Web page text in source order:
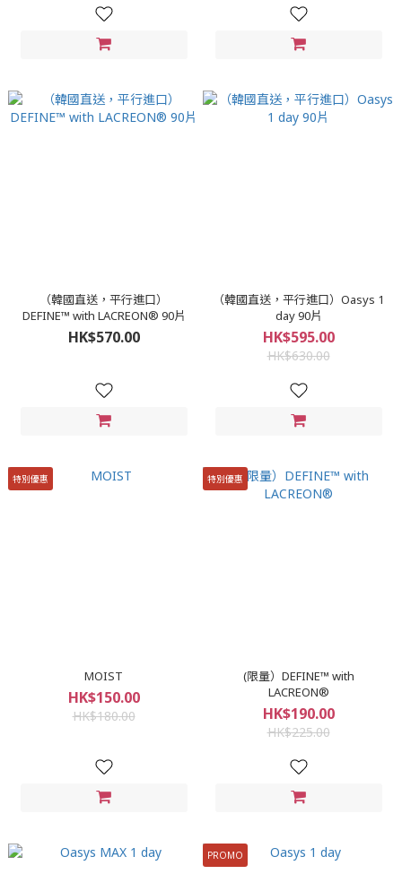
（韓國直送，平行進口）
DEFINE™ with LACREON® 90片
HK$570.00
（韓國直送，平行進口）Oasys 1
day 90片
HK$595.00
HK$630.00
特別優惠
MOIST
HK$150.00
HK$180.00
特別優惠
(限量）DEFINE™ with
LACREON®
HK$190.00
HK$225.00
PROMO